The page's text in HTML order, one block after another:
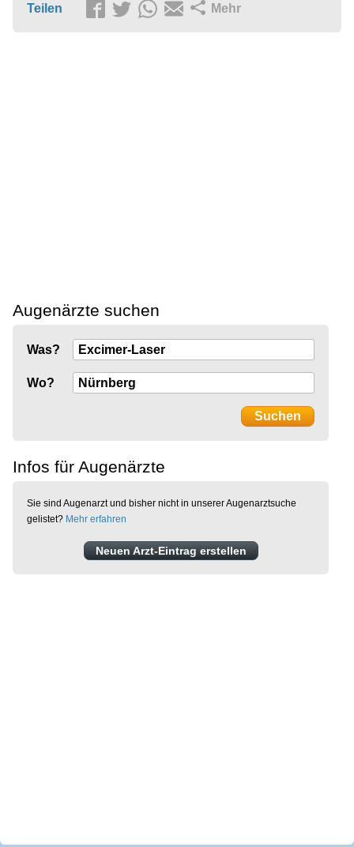
Teilen Mehr
Augenärzte suchen
Was?
Wo?
Infos für Augenärzte
Sie sind Augenarzt und bisher nicht in unserer Augenarztsuche
gelistet? Mehr erfahren
Neuen Arzt-Eintrag erstellen